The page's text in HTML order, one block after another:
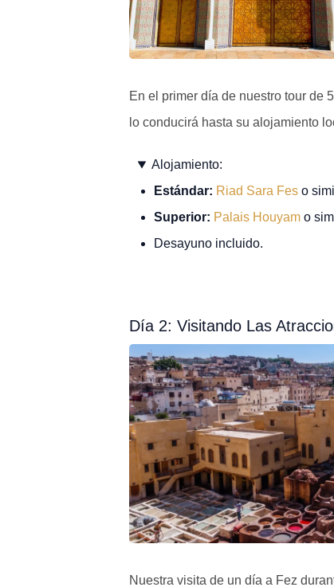
En el primer día de nuestro tour de
lo conducirá hasta su alojamiento
Alojamiento:
Estándar: Riad Sara Feso
Superior: Palais Houyamo
Desayuno incluido.
Día 2: Visitando Las
Nuestra visita de un día a Fez